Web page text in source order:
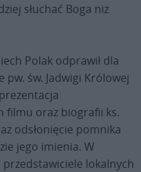
słuchać Boga niż
Polak odprawił dla
pw. św. Jadwigi Królowej
filmu oraz biografii ks.
odsłonięcie pomnika
jego imienia. W
lokalnych